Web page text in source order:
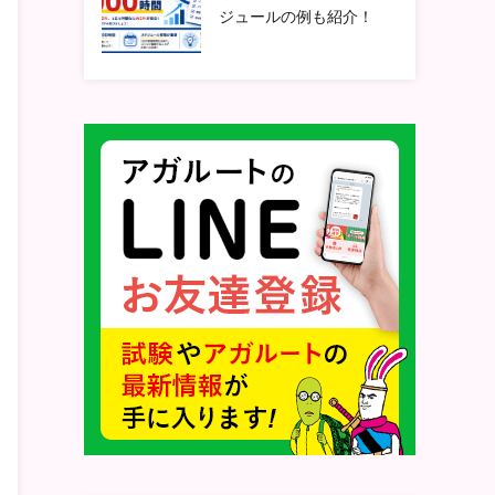
ジュールの例も紹介！